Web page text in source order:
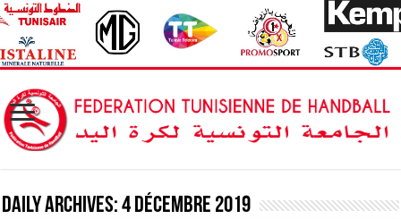
Daily Archives:4 décembre 2019